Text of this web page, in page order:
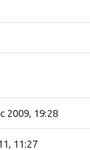
2009, 19:28
11:27